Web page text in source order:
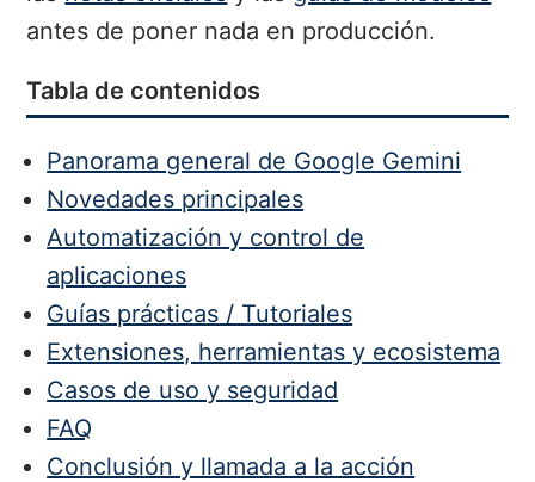
antes de poner nada en producción.
Tabla de contenidos
Panorama general de Google Gemini
Novedades principales
Automatización y control de
aplicaciones
Guías prácticas / Tutoriales
Extensiones, herramientas y ecosistema
Casos de uso y seguridad
FAQ
Conclusión y llamada a la acción